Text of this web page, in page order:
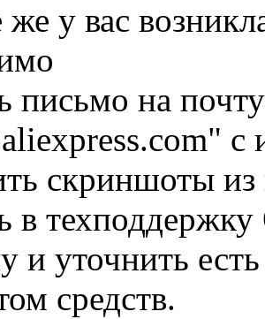
же у вас
письмо на
" с
скриншоты из
в
и уточнить
средств.